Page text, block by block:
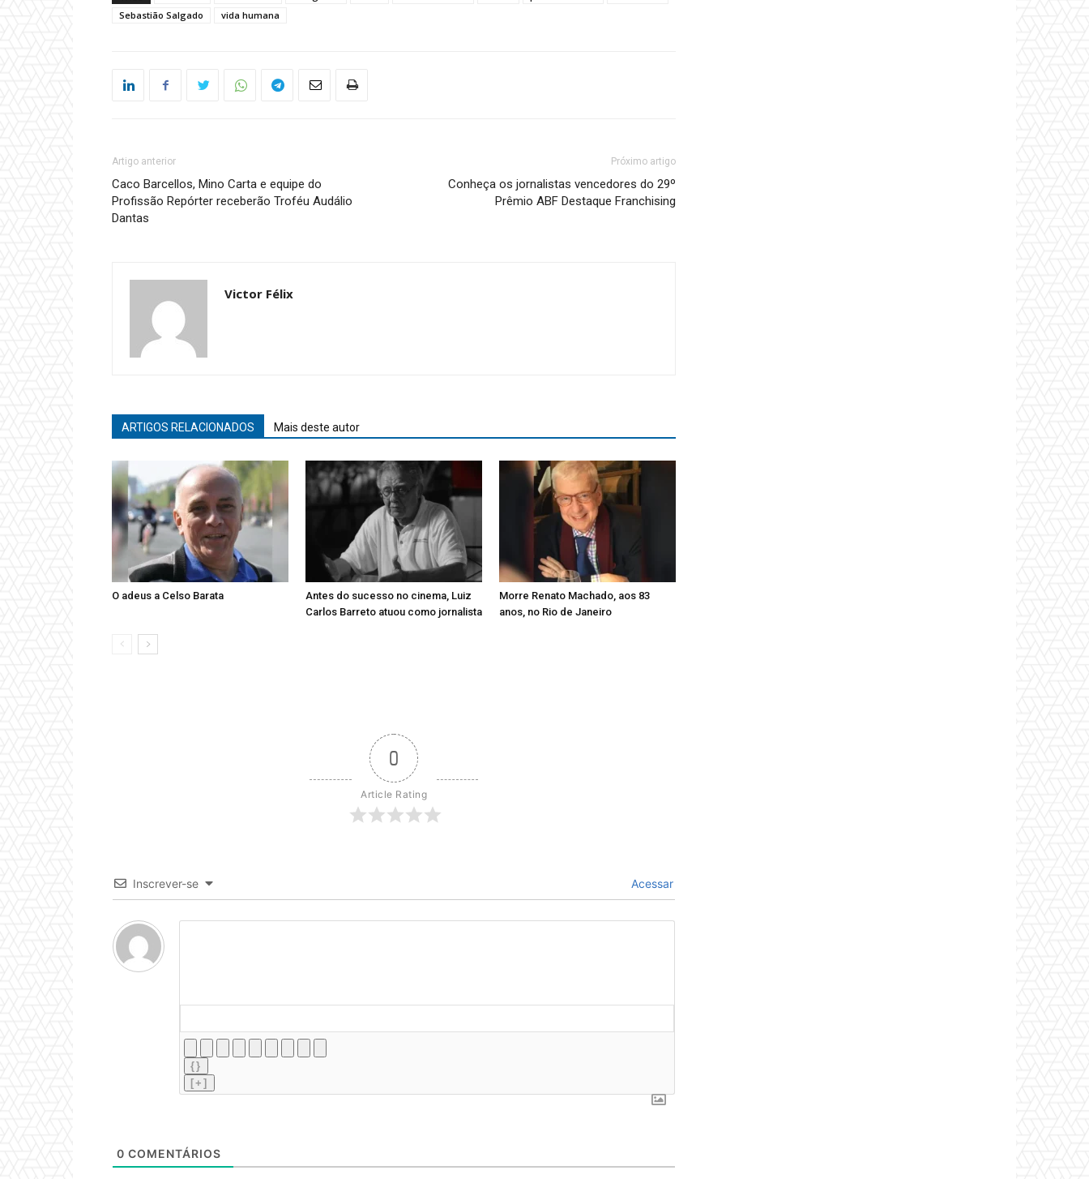
Sebastião Salgado
vida humana
Artigo anterior
Caco Barcellos, Mino Carta e equipe do
Profissão Repórter receberão Troféu Audálio
Dantas
Próximo artigo
Conheça os jornalistas vencedores do 29º
Prêmio ABF Destaque Franchising
Victor Félix
ARTIGOS RELACIONADOS Mais deste autor
O adeus a Celso Barata
Antes do sucesso no cinema, Luiz
Carlos Barreto atuou como jornalista
Morre Renato Machado, aos 83
anos, no Rio de Janeiro
0
Article Rating
Inscrever-se Acessar
{}
[+]
0 COMENTÁRIOS